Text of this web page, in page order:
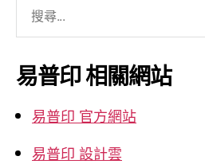
關
鍵
字:
易普印 相關網站
易普印 官方網站
易普印 設計雲